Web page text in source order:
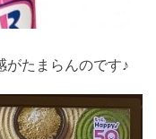
がたまらんのです♪